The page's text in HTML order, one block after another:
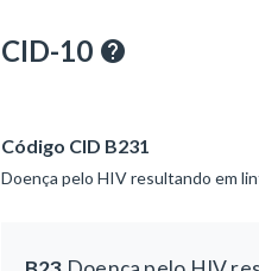
CID-10
Código CID B231
Doença pelo HIV resultando em